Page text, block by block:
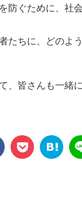
防ぐために、社
たちに、どのよ
、皆さんも一緒